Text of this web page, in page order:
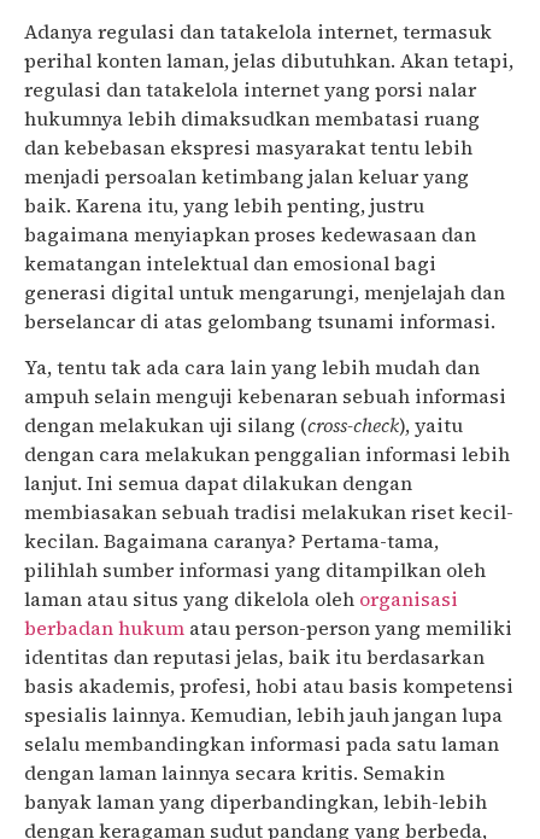
Adanya regulasi dan tatakelola internet, termasuk
perihal konten laman, jelas dibutuhkan. Akan tetapi,
regulasi dan tatakelola internet yang porsi nalar
hukumnya lebih dimaksudkan membatasi ruang
dan kebebasan ekspresi masyarakat tentu lebih
menjadi persoalan ketimbang jalan keluar yang
baik. Karena itu, yang lebih penting, justru
bagaimana menyiapkan proses kedewasaan dan
kematangan intelektual dan emosional bagi
generasi digital untuk mengarungi, menjelajah dan
berselancar di atas gelombang tsunami informasi.
Ya, tentu tak ada cara lain yang lebih mudah dan
ampuh selain menguji kebenaran sebuah informasi
dengan melakukan uji silang (cross-check), yaitu
dengan cara melakukan penggalian informasi lebih
lanjut. Ini semua dapat dilakukan dengan
membiasakan sebuah tradisi melakukan riset kecil-
kecilan. Bagaimana caranya? Pertama-tama,
pilihlah sumber informasi yang ditampilkan oleh
laman atau situs yang dikelola oleh organisasi
berbadan hukum atau person-person yang memiliki
identitas dan reputasi jelas, baik itu berdasarkan
basis akademis, profesi, hobi atau basis kompetensi
spesialis lainnya. Kemudian, lebih jauh jangan lupa
selalu membandingkan informasi pada satu laman
dengan laman lainnya secara kritis. Semakin
banyak laman yang diperbandingkan, lebih-lebih
dengan keragaman sudut pandang yang berbeda,